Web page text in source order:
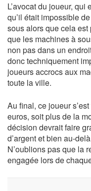
L’avocat du joueur,
qu’il était impossible
sous alors que cela
que les machines à
non pas dans un
donc techniquement
joueurs accrocs aux
toute la ville.
Au final, ce joueur
euros, soit plus de la
décision devrait faire
d’argent et bien au-
N’oublions pas que la
engagée lors de